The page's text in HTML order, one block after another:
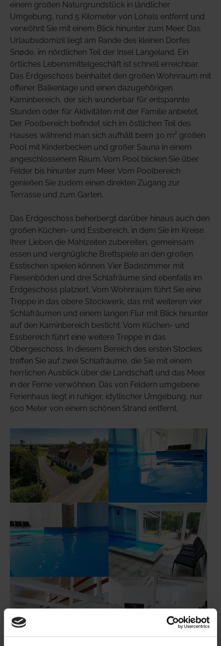
einem großen Naturgrundstück in ländlicher
Umgebung, rund 5 Kilometer von Lohals entfernt und
verwöhnt Sie mit einem Blick hinunter zum Meer. Das
Urlaubsdomizil liegt am Rande des kleinen Dorfes
Snøde, im nördlichen Teil der Insel Langeland. Ein
örtliches Lebensmittelgeschäft ist schnell erreichbar.
Das Erdgeschoss beinhaltet den großen Wohnraum mit
offener Balkenlage und einen dazugehörigen
Kaminbereich, der sich wunderbar für entspannte
Stunden oder für Aktivitäten mit der Familie anbietet.
Der Poolbereich befindet sich im östlichen Teil des
Hauses während man sich aufhält beim 30 m² großen
Pool mit Kinderbecken und großer Sauna in einem
angeschlossenem Raum. Vom Pool blicken Sie über
Felder bis hinunter zum Meer. Vom Poolbereich
genießen Sie zudem einen direkten Zugang zur
Terrasse und zum Garten.
Das Erdgeschoss beherbergt darüber hinaus auch den
großen Küchen- und Essbereich, in dem Sie im Kreise
Ihrer Lieben die Mahlzeiten zubereiten, gemeinsam
essen und vergnügliche Brettspiele an den großen
Esstischen spielen können. Vier Badezimmer mit
Fliesenböden und drei Schlafräume sind ebenfalls im
Erdgeschoss platziert. Vom Wohnraum führt Sie eine
Treppe in das obere Stockwerk, das mit weiteren vier
Schlafräumen und einem langen Flur mit Blick hinunter
auf den Kaminbereich besticht. Vom Küchen- und
Essbereich führt eine weitere Treppe in das
Obergeschoss. In diesem Bereich des ersten Stockes
treffen Sie auf zwei Schlafräume, die Sie mit einem
herrlichen Ausblick über die Landschaft und das Meer
in der Ferne verwöhnen. Das von Feldern umgebene
Ferienhaus liegt in ruhiger, idyllischer Umgebung, nur
500 Meter von einem schönen Strand entfernt.
Show larger version
Show larger version Show larger version
Show larger version Show larger version